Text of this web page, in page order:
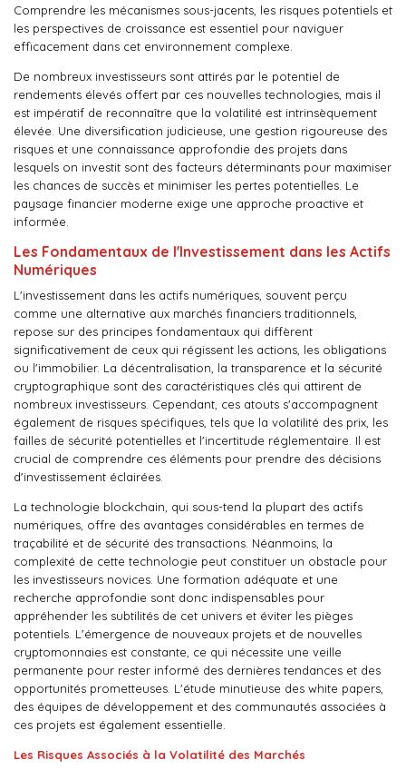
Comprendre les mécanismes sous-jacents, les risques potentiels et
les perspectives de croissance est essentiel pour naviguer
efficacement dans cet environnement complexe.
De nombreux investisseurs sont attirés par le potentiel de
rendements élevés offert par ces nouvelles technologies, mais il
est impératif de reconnaître que la volatilité est intrinsèquement
élevée. Une diversification judicieuse, une gestion rigoureuse des
risques et une connaissance approfondie des projets dans
lesquels on investit sont des facteurs déterminants pour maximiser
les chances de succès et minimiser les pertes potentielles. Le
paysage financier moderne exige une approche proactive et
informée.
Les Fondamentaux de l'Investissement dans les Actifs
Numériques
L'investissement dans les actifs numériques, souvent perçu
comme une alternative aux marchés financiers traditionnels,
repose sur des principes fondamentaux qui diffèrent
significativement de ceux qui régissent les actions, les obligations
ou l'immobilier. La décentralisation, la transparence et la sécurité
cryptographique sont des caractéristiques clés qui attirent de
nombreux investisseurs. Cependant, ces atouts s'accompagnent
également de risques spécifiques, tels que la volatilité des prix, les
failles de sécurité potentielles et l'incertitude réglementaire. Il est
crucial de comprendre ces éléments pour prendre des décisions
d'investissement éclairées.
La technologie blockchain, qui sous-tend la plupart des actifs
numériques, offre des avantages considérables en termes de
traçabilité et de sécurité des transactions. Néanmoins, la
complexité de cette technologie peut constituer un obstacle pour
les investisseurs novices. Une formation adéquate et une
recherche approfondie sont donc indispensables pour
appréhender les subtilités de cet univers et éviter les pièges
potentiels. L'émergence de nouveaux projets et de nouvelles
cryptomonnaies est constante, ce qui nécessite une veille
permanente pour rester informé des dernières tendances et des
opportunités prometteuses. L'étude minutieuse des white papers,
des équipes de développement et des communautés associées à
ces projets est également essentielle.
Les Risques Associés à la Volatilité des Marchés